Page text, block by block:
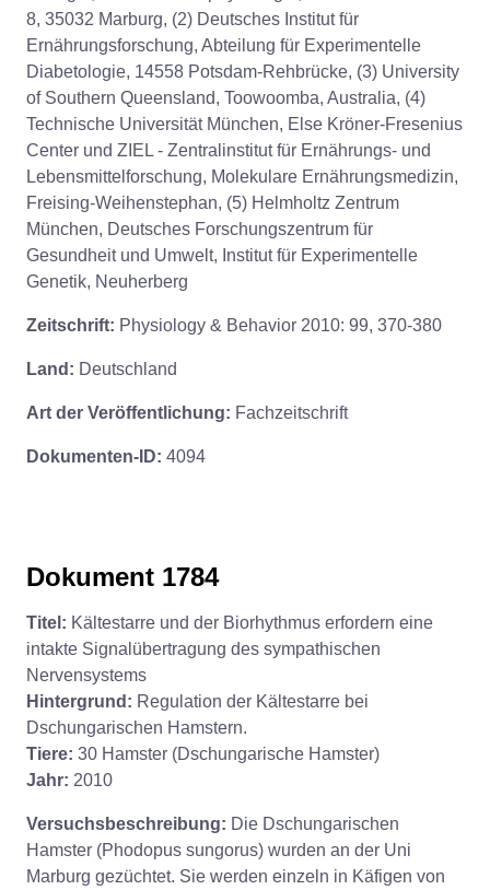
8, 35032 Marburg, (2) Deutsches Institut für
Ernährungsforschung, Abteilung für Experimentelle
Diabetologie, 14558 Potsdam-Rehbrücke, (3) University
of Southern Queensland, Toowoomba, Australia, (4)
Technische Universität München, Else Kröner-Fresenius
Center und ZIEL - Zentralinstitut für Ernährungs- und
Lebensmittelforschung, Molekulare Ernährungsmedizin,
Freising-Weihenstephan, (5) Helmholtz Zentrum
München, Deutsches Forschungszentrum für
Gesundheit und Umwelt, Institut für Experimentelle
Genetik, Neuherberg
Zeitschrift: Physiology & Behavior 2010: 99, 370-380
Land: Deutschland
Art der Veröffentlichung: Fachzeitschrift
Dokumenten-ID: 4094
Dokument 1784
Titel: Kältestarre und der Biorhythmus erfordern eine
intakte Signalübertragung des sympathischen
Nervensystems
Hintergrund: Regulation der Kältestarre bei
Dschungarischen Hamstern.
Tiere: 30 Hamster (Dschungarische Hamster)
Jahr: 2010
Versuchsbeschreibung: Die Dschungarischen
Hamster (Phodopus sungorus) wurden an der Uni
Marburg gezüchtet. Sie werden einzeln in Käfigen von